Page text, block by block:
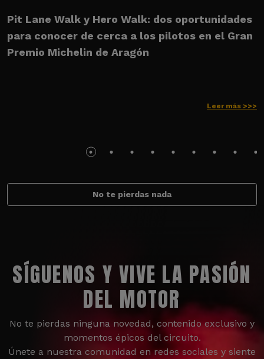
Pit Lane Walk y Hero Walk: dos oportunidades
para conocer de cerca a los pilotos en el Gran
Premio Michelin de Aragón
Leer más >>>
No te pierdas nada
SÍGUENOS Y VIVE LA PASIÓN
DEL MOTOR
No te pierdas ninguna novedad, contenido exclusivo y
momentos épicos del circuito.
Únete a nuestra comunidad en redes sociales y siente